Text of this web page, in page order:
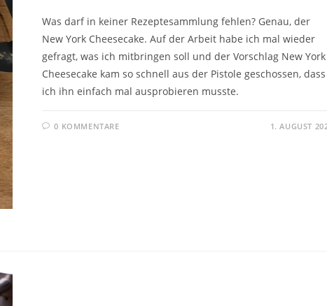
Was darf in keiner Rezeptesammlung fehlen? Genau, der
New York Cheesecake. Auf der Arbeit habe ich mal wieder
gefragt, was ich mitbringen soll und der Vorschlag New York
Cheesecake kam so schnell aus der Pistole geschossen, dass
ich ihn einfach mal ausprobieren musste.
0 KOMMENTARE 1. AUGUST